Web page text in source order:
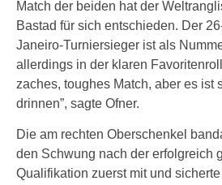
Match der beiden hat der
Bastad für sich entschieden. Der
Janeiro-Turniersieger ist als
allerdings in der klaren
zaches, toughes Match, aber es ist
drinnen”, sagte Ofner.
Die am rechten Oberschenkel
den Schwung nach der erfolgreich
Qualifikation zuerst mit und